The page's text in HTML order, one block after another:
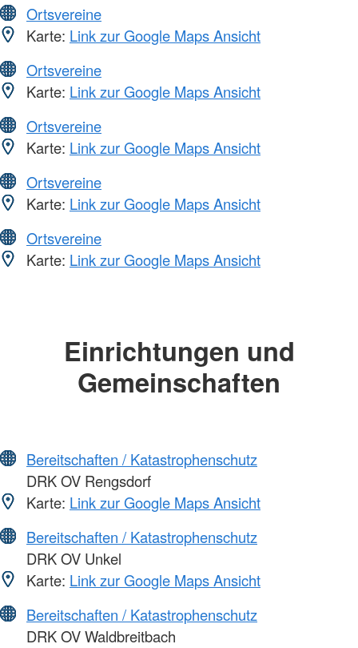
Ortsvereine
Karte: Link zur Google Maps Ansicht
Ortsvereine
Karte: Link zur Google Maps Ansicht
Ortsvereine
Karte: Link zur Google Maps Ansicht
Ortsvereine
Karte: Link zur Google Maps Ansicht
Ortsvereine
Karte: Link zur Google Maps Ansicht
Einrichtungen und
Gemeinschaften
Bereitschaften / Katastrophenschutz
DRK OV Rengsdorf
Karte: Link zur Google Maps Ansicht
Bereitschaften / Katastrophenschutz
DRK OV Unkel
Karte: Link zur Google Maps Ansicht
Bereitschaften / Katastrophenschutz
DRK OV Waldbreitbach